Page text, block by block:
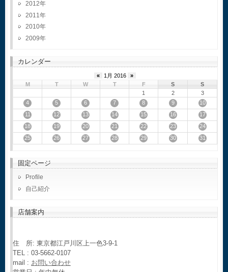
2012
2011
2010
2009
カレンダー
« 1月 2016
»
M
T W T F S
S
1
2
3
4
5 6 7 8 9
10
11
12 13 14 15 16
17
18
19 20 21 22 23
24
25
26 27 28 29 30 31
固定ページ
Profile
自己紹介
店舗案内
住 所: 東京都江戸川区上一色3-9-1
TEL : 03-5662-0107
mail : お問い合わせ